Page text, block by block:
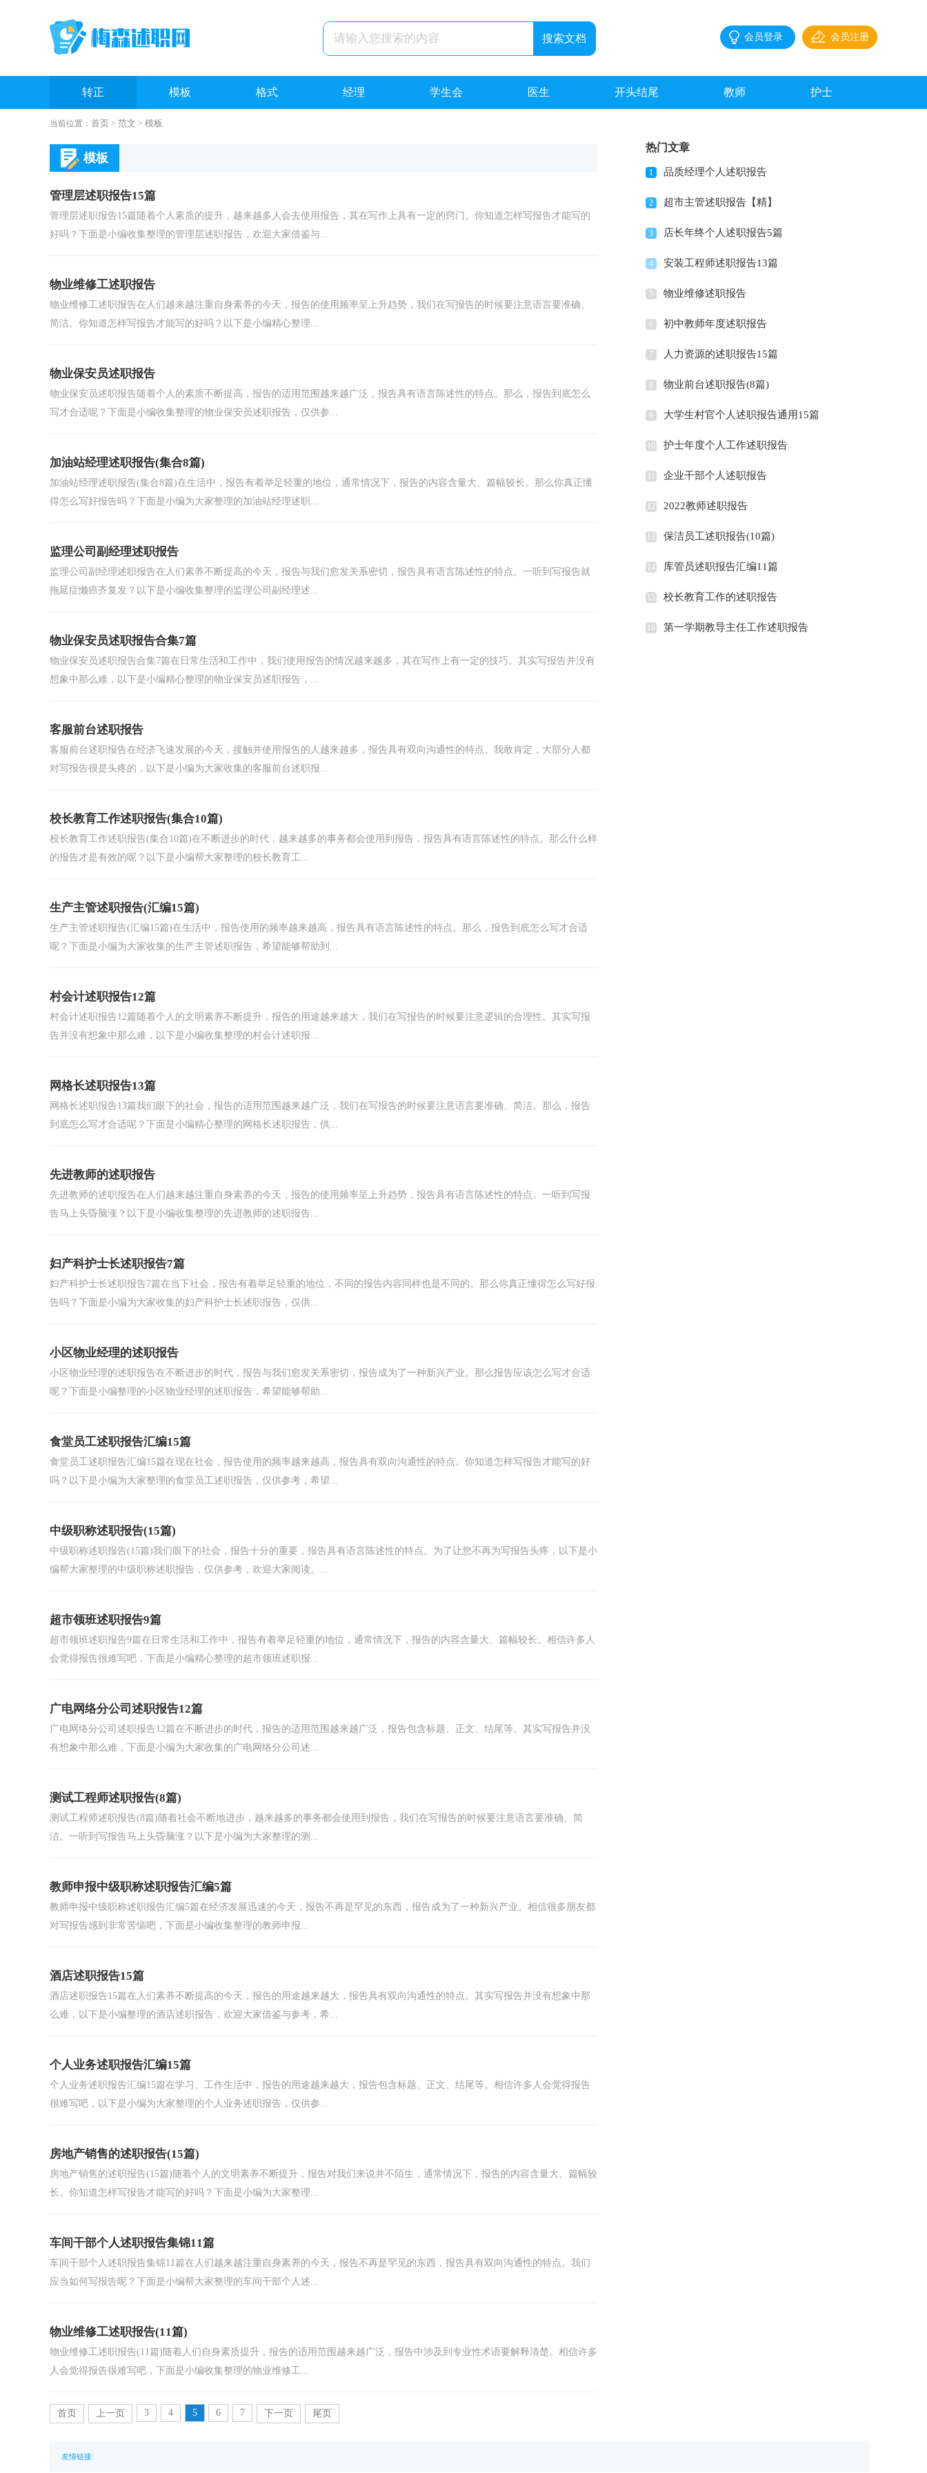
会员登录 会员注册
转正 模板 格式 经理 学生会 医生 开头结尾 教师 护士
校长
当前位置： 首页 > 范文 > 模板
模板
管理层述职报告15篇
管理层述职报告15篇随着个人素质的提升，越来越多人会去使用报告，其在写作上具有一定的窍门。你知道怎样写报告才能写的
好吗？下面是小编收集整理的管理层述职报告，欢迎大家借鉴与...
物业维修工述职报告
物业维修工述职报告在人们越来越注重自身素养的今天，报告的使用频率呈上升趋势，我们在写报告的时候要注意语言要准确、
简洁。你知道怎样写报告才能写的好吗？以下是小编精心整理...
物业保安员述职报告
物业保安员述职报告随着个人的素质不断提高，报告的适用范围越来越广泛，报告具有语言陈述性的特点。那么，报告到底怎么
写才合适呢？下面是小编收集整理的物业保安员述职报告，仅供参...
加油站经理述职报告(集合8篇)
加油站经理述职报告(集合8篇)在生活中，报告有着举足轻重的地位，通常情况下，报告的内容含量大、篇幅较长。那么你真正懂
得怎么写好报告吗？下面是小编为大家整理的加油站经理述职...
监理公司副经理述职报告
监理公司副经理述职报告在人们素养不断提高的今天，报告与我们愈发关系密切，报告具有语言陈述性的特点。一听到写报告就
拖延症懒癌齐复发？以下是小编收集整理的监理公司副经理述...
物业保安员述职报告合集7篇
物业保安员述职报告合集7篇在日常生活和工作中，我们使用报告的情况越来越多，其在写作上有一定的技巧。其实写报告并没有
想象中那么难，以下是小编精心整理的物业保安员述职报告，...
客服前台述职报告
客服前台述职报告在经济飞速发展的今天，接触并使用报告的人越来越多，报告具有双向沟通性的特点。我敢肯定，大部分人都
对写报告很是头疼的，以下是小编为大家收集的客服前台述职报...
校长教育工作述职报告(集合10篇)
校长教育工作述职报告(集合10篇)在不断进步的时代，越来越多的事务都会使用到报告，报告具有语言陈述性的特点。那么什么样
的报告才是有效的呢？以下是小编帮大家整理的校长教育工...
生产主管述职报告(汇编15篇)
生产主管述职报告(汇编15篇)在生活中，报告使用的频率越来越高，报告具有语言陈述性的特点。那么，报告到底怎么写才合适
呢？下面是小编为大家收集的生产主管述职报告，希望能够帮助到...
村会计述职报告12篇
村会计述职报告12篇随着个人的文明素养不断提升，报告的用途越来越大，我们在写报告的时候要注意逻辑的合理性。其实写报
告并没有想象中那么难，以下是小编收集整理的村会计述职报...
网格长述职报告13篇
网格长述职报告13篇我们眼下的社会，报告的适用范围越来越广泛，我们在写报告的时候要注意语言要准确、简洁。那么，报告
到底怎么写才合适呢？下面是小编精心整理的网格长述职报告，供...
先进教师的述职报告
先进教师的述职报告在人们越来越注重自身素养的今天，报告的使用频率呈上升趋势，报告具有语言陈述性的特点。一听到写报
告马上头昏脑涨？以下是小编收集整理的先进教师的述职报告...
妇产科护士长述职报告7篇
妇产科护士长述职报告7篇在当下社会，报告有着举足轻重的地位，不同的报告内容同样也是不同的。那么你真正懂得怎么写好报
告吗？下面是小编为大家收集的妇产科护士长述职报告，仅供...
小区物业经理的述职报告
小区物业经理的述职报告在不断进步的时代，报告与我们愈发关系密切，报告成为了一种新兴产业。那么报告应该怎么写才合适
呢？下面是小编整理的小区物业经理的述职报告，希望能够帮助...
食堂员工述职报告汇编15篇
食堂员工述职报告汇编15篇在现在社会，报告使用的频率越来越高，报告具有双向沟通性的特点。你知道怎样写报告才能写的好
吗？以下是小编为大家整理的食堂员工述职报告，仅供参考，希望...
中级职称述职报告(15篇)
中级职称述职报告(15篇)我们眼下的社会，报告十分的重要，报告具有语言陈述性的特点。为了让您不再为写报告头疼，以下是小
编帮大家整理的中级职称述职报告，仅供参考，欢迎大家阅读。...
超市领班述职报告9篇
超市领班述职报告9篇在日常生活和工作中，报告有着举足轻重的地位，通常情况下，报告的内容含量大、篇幅较长。相信许多人
会觉得报告很难写吧，下面是小编精心整理的超市领班述职报...
广电网络分公司述职报告12篇
广电网络分公司述职报告12篇在不断进步的时代，报告的适用范围越来越广泛，报告包含标题、正文、结尾等。其实写报告并没
有想象中那么难，下面是小编为大家收集的广电网络分公司述...
测试工程师述职报告(8篇)
测试工程师述职报告(8篇)随着社会不断地进步，越来越多的事务都会使用到报告，我们在写报告的时候要注意语言要准确、简
洁。一听到写报告马上头昏脑涨？以下是小编为大家整理的测...
教师申报中级职称述职报告汇编5篇
教师申报中级职称述职报告汇编5篇在经济发展迅速的今天，报告不再是罕见的东西，报告成为了一种新兴产业。相信很多朋友都
对写报告感到非常苦恼吧，下面是小编收集整理的教师申报...
酒店述职报告15篇
酒店述职报告15篇在人们素养不断提高的今天，报告的用途越来越大，报告具有双向沟通性的特点。其实写报告并没有想象中那
么难，以下是小编整理的酒店述职报告，欢迎大家借鉴与参考，希...
个人业务述职报告汇编15篇
个人业务述职报告汇编15篇在学习、工作生活中，报告的用途越来越大，报告包含标题、正文、结尾等。相信许多人会觉得报告
很难写吧，以下是小编为大家整理的个人业务述职报告，仅供参...
房地产销售的述职报告(15篇)
房地产销售的述职报告(15篇)随着个人的文明素养不断提升，报告对我们来说并不陌生，通常情况下，报告的内容含量大、篇幅较
长。你知道怎样写报告才能写的好吗？下面是小编为大家整理...
车间干部个人述职报告集锦11篇
车间干部个人述职报告集锦11篇在人们越来越注重自身素养的今天，报告不再是罕见的东西，报告具有双向沟通性的特点。我们
应当如何写报告呢？下面是小编帮大家整理的车间干部个人述...
物业维修工述职报告(11篇)
物业维修工述职报告(11篇)随着人们自身素质提升，报告的适用范围越来越广泛，报告中涉及到专业性术语要解释清楚。相信许多
人会觉得报告很难写吧，下面是小编收集整理的物业维修工...
首页 上一页 3 4 5 6 7 下一页 尾页
热门文章
1 品质经理个人述职报告
2 超市主管述职报告【精】
3 店长年终个人述职报告5篇
4 安装工程师述职报告13篇
5 物业维修述职报告
6 初中教师年度述职报告
7 人力资源的述职报告15篇
物业前台述职报告(8篇)
9 大学生村官个人述职报告通用15篇
护士年度个人工作述职报告
企业干部个人述职报告
12 2022教师述职报告
13 保洁员工述职报告(10篇)
14 库管员述职报告汇编11篇
15 校长教育工作的述职报告
16 第一学期教导主任工作述职报告
友情链接: